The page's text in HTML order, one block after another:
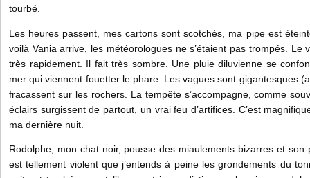
tourbé.
Les heures passent, mes cartons sont scotchés, ma pipe est
voilà Vania arrive, les météorologues ne s’étaient pas trompés. Le
très rapidement. Il fait très sombre. Une pluie diluvienne se
mer qui viennent fouetter le phare. Les vagues sont gigantesques
fracassent sur les rochers. La tempête s’accompagne, comme
éclairs surgissent de partout, un vrai feu d’artifices. C’est
ma dernière nuit.
Rodolphe, mon chat noir, pousse des miaulements bizarres et
est tellement violent que j’entends à peine les grondements du